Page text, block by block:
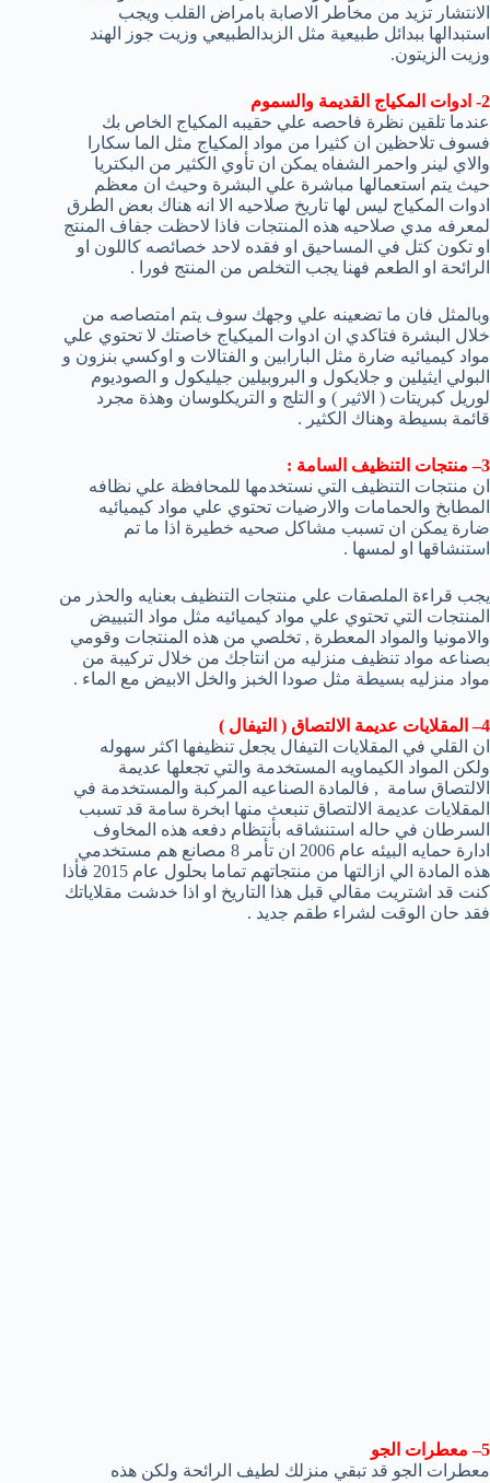
الانتشار تزيد من مخاطر الاصابة بامراض القلب ويجب
استبدالها ببدائل طبيعية مثل الزبدالطبيعي وزيت جوز الهند
وزيت الزيتون.
2- ادوات المكياج القديمة والسموم
عندما تلقين نظرة فاحصه علي حقيبه المكياج الخاص بك
فسوف تلاحظين ان كثيرا من مواد المكياج مثل الما سكارا
والاي لينر واحمر الشفاه يمكن ان تأوي الكثير من البكتريا
حيث يتم استعمالها مباشرة علي البشرة وحيث ان معظم
ادوات المكياج ليس لها تاريخ صلاحيه الا انه هناك بعض الطرق
لمعرفه مدي صلاحيه هذه المنتجات فاذا لاحظت جفاف المنتج
او تكون كتل في المساحيق او فقده لاحد خصائصه كاللون او
الرائحة او الطعم فهنا يجب التخلص من المنتج فورا .
وبالمثل فان ما تضعينه علي وجهك سوف يتم امتصاصه من
خلال البشرة فتاكدي ان ادوات الميكياج خاصتك لا تحتوي علي
مواد كيميائيه ضارة مثل البارابين و الفتالات و اوكسي بنزون و
البولي ايثيلين و جلايكول و البروبيلين جيليكول و الصوديوم
لوريل كبريتات ( الاثير ) و التلج و التريكلوسان وهذة مجرد
قائمة بسيطة وهناك الكثير .
3– منتجات التنظيف السامة :
ان منتجات التنظيف التي نستخدمها للمحافظة علي نظافه
المطابخ والحمامات والارضيات تحتوي علي مواد كيميائيه
ضارة يمكن ان تسبب مشاكل صحيه خطيرة اذا ما تم
استنشاقها او لمسها .
يجب قراءة الملصقات علي منتجات التنظيف بعنايه والحذر من
المنتجات التي تحتوي علي مواد كيميائيه مثل مواد التبييض
والامونيا والمواد المعطرة , تخلصي من هذه المنتجات وقومي
بصناعه مواد تنظيف منزليه من انتاجك من خلال تركيبة من
مواد منزليه بسيطة مثل صودا الخبز والخل الابيض مع الماء .
4– المقلايات عديمة الالتصاق ( التيفال )
ان القلي في المقلايات التيفال يجعل تنظيفها اكثر سهوله
ولكن المواد الكيماويه المستخدمة والتي تجعلها عديمة
الالتصاق سامة , فالمادة الصناعيه المركبة والمستخدمة في
المقلايات عديمة الالتصاق تنبعث منها ابخرة سامة قد تسبب
السرطان في حاله استنشاقه بأنتظام دفعه هذه المخاوف
ادارة حمايه البيئه عام 2006 ان تأمر 8 مصانع هم مستخدمي
هذه المادة الي ازالتها من منتجاتهم تماما بحلول عام 2015 فأذا
كنت قد اشتريت مقالي قبل هذا التاريخ او اذا خدشت مقلاياتك
فقد حان الوقت لشراء طقم جديد .
5– معطرات الجو
معطرات الجو قد تبقي منزلك لطيف الرائحة ولكن هذه